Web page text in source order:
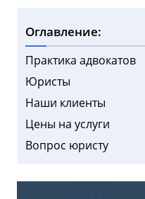
Оглавление:
Практика адвокатов
Юристы
Наши клиенты
Цены на услуги
Вопрос юристу